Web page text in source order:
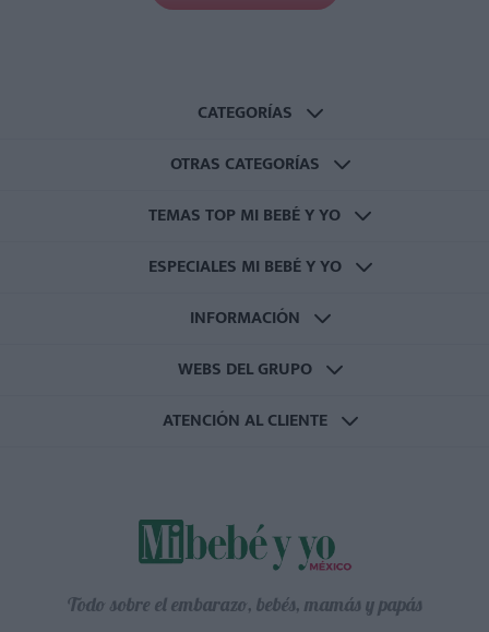
CATEGORÍAS
OTRAS CATEGORÍAS
TEMAS TOP MI BEBÉ Y YO
ESPECIALES MI BEBÉ Y YO
INFORMACIÓN
WEBS DEL GRUPO
ATENCIÓN AL CLIENTE
Todo sobre el embarazo, bebés, mamás y papás